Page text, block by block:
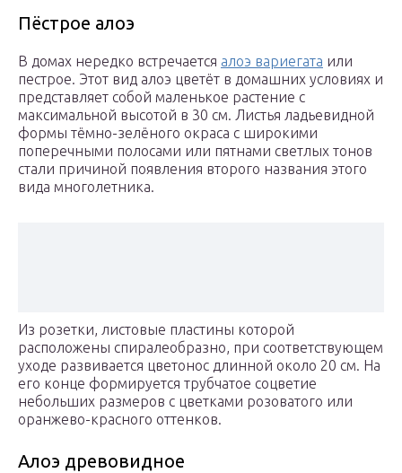
Пёстрое алоэ
В домах нередко встречается алоэ вариегата или
пестрое. Этот вид алоэ цветёт в домашних условиях и
представляет собой маленькое растение с
максимальной высотой в 30 см. Листья ладьевидной
формы тёмно-зелёного окраса с широкими
поперечными полосами или пятнами светлых тонов
стали причиной появления второго названия этого
вида многолетника.
Из розетки, листовые пластины которой
расположены спиралеобразно, при соответствующем
уходе развивается цветонос длинной около 20 см. На
его конце формируется трубчатое соцветие
небольших размеров с цветками розоватого или
оранжево-красного оттенков.
Алоэ древовидное